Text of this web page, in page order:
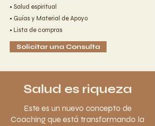
• Salud espiritual
• Guías y Material de Apoyo
• Lista de compras
Solicitar una Consulta
Salud es riqueza
Este es un nuevo concepto de
Coaching que está transformando la